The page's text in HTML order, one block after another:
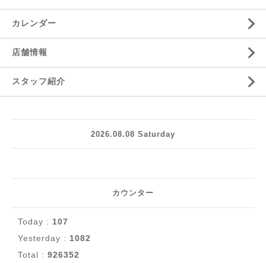
カレンダー
店舗情報
スタッフ紹介
2026.08.08 Saturday
カウンター
Today : 107
Yesterday : 1082
Total : 926352